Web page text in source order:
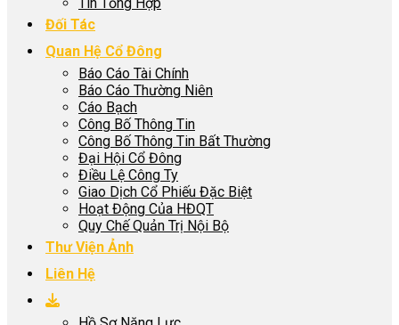
Đối Tác
Quan Hệ Cổ Đông
Báo Cáo Tài Chính
Báo Cáo Thường Niên
Cáo Bạch
Công Bố Thông Tin
Công Bố Thông Tin Bất Thường
Đại Hội Cổ Đông
Điều Lệ Công Ty
Giao Dịch Cổ Phiếu Đặc Biệt
Hoạt Động Của HĐQT
Quy Chế Quản Trị Nội Bộ
Thư Viện Ảnh
Liên Hệ